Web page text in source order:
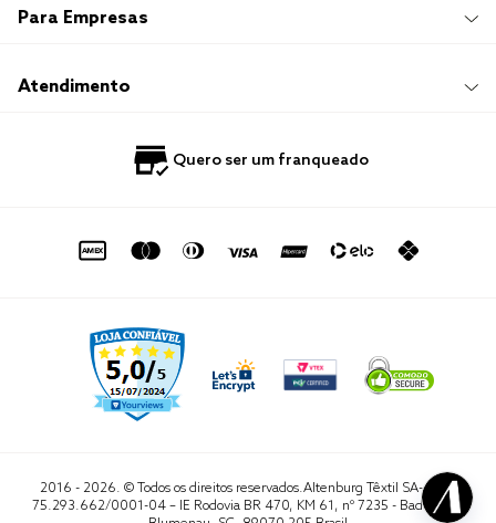
Imprensa
Sustentabilidade
Trabalhe Conosco
Promoções e Regulamentos
Compre e Retire em Loja
Política de Privacidade
Para Empresas
Hotelaria
Atendimento
0800 729 1588
sac@altenburg.com.br
Quero ser um franqueado
2016 - 2026. © Todos os direitos reservados.Altenburg Têxtil SA- CNPJ
75.293.662/0001-04 – IE Rodovia BR 470, KM 61, nº 7235 - Badenfurt,